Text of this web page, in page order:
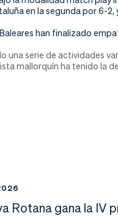
en la segunda por 6-
han finalizado
serie de actividades
mallorquín ha tenido la
Rotana gana la IV